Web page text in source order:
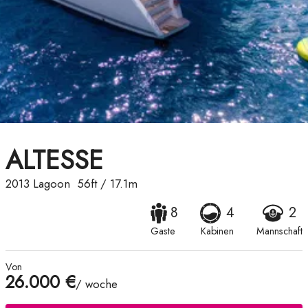
ALTESSE
2013 Lagoon 56ft/ 17.1m
8
Gaste
4
Kabinen
2
Mannschaft
Von
26.000 €/ woche